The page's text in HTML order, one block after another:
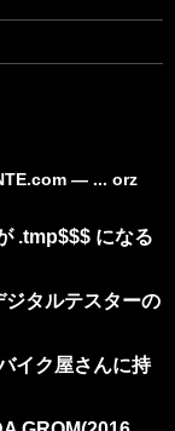
― ... orz
.tmp$$$ になる
ジタルテスターの
イク屋さんに持